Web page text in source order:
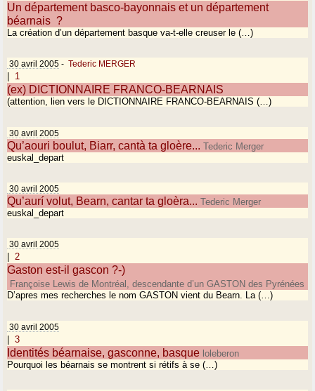
Un département basco-bayonnais et un département
béarnais ?
La création d’un département basque va-t-elle creuser le (…)
30 avril 2005 - Tederic MERGER
1
(ex) DICTIONNAIRE FRANCO-BEARNAIS
(attention, lien vers le DICTIONNAIRE FRANCO-BEARNAIS (…)
30 avril 2005
Qu’aouri boulut, Biarr, cantà ta gloère... Tederic Merger
euskal_depart
30 avril 2005
Qu’aurí volut, Bearn, cantar ta gloèra... Tederic Merger
euskal_depart
30 avril 2005
2
Gaston est-il gascon ?-)
Françoise Lewis de Montréal, descendante d’un GASTON des Pyrénées
D’apres mes recherches le nom GASTON vient du Bearn. La (…)
30 avril 2005
| 3
Identités béarnaise, gasconne, basque loleberon
Pourquoi les béarnais se montrent si rétifs à se (…)